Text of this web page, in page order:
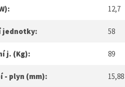
12,7
jednotky: 58
j. (Kg): 89
- plyn (mm): 15,88